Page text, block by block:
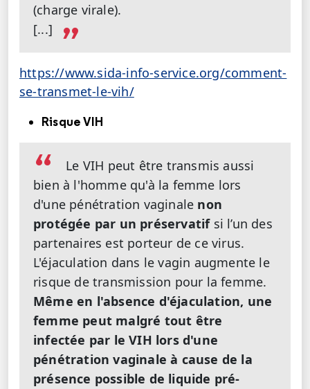
(charge virale).
[...]
https://www.sida-info-service.org/comment-
se-transmet-le-vih/
Risque VIH
Le VIH peut être transmis aussi
bien à l'homme qu'à la femme lors
d'une pénétration vaginale non
protégée par un préservatifsi l’un des
partenaires est porteur de ce virus.
L'éjaculation dans le vagin augmente le
risque de transmission pour la femme.
Même en l'absence d'éjaculation, une
femme peut malgré tout être
infectée par le VIH lors d'une
pénétration vaginale à cause de la
présence possible de liquide pré-